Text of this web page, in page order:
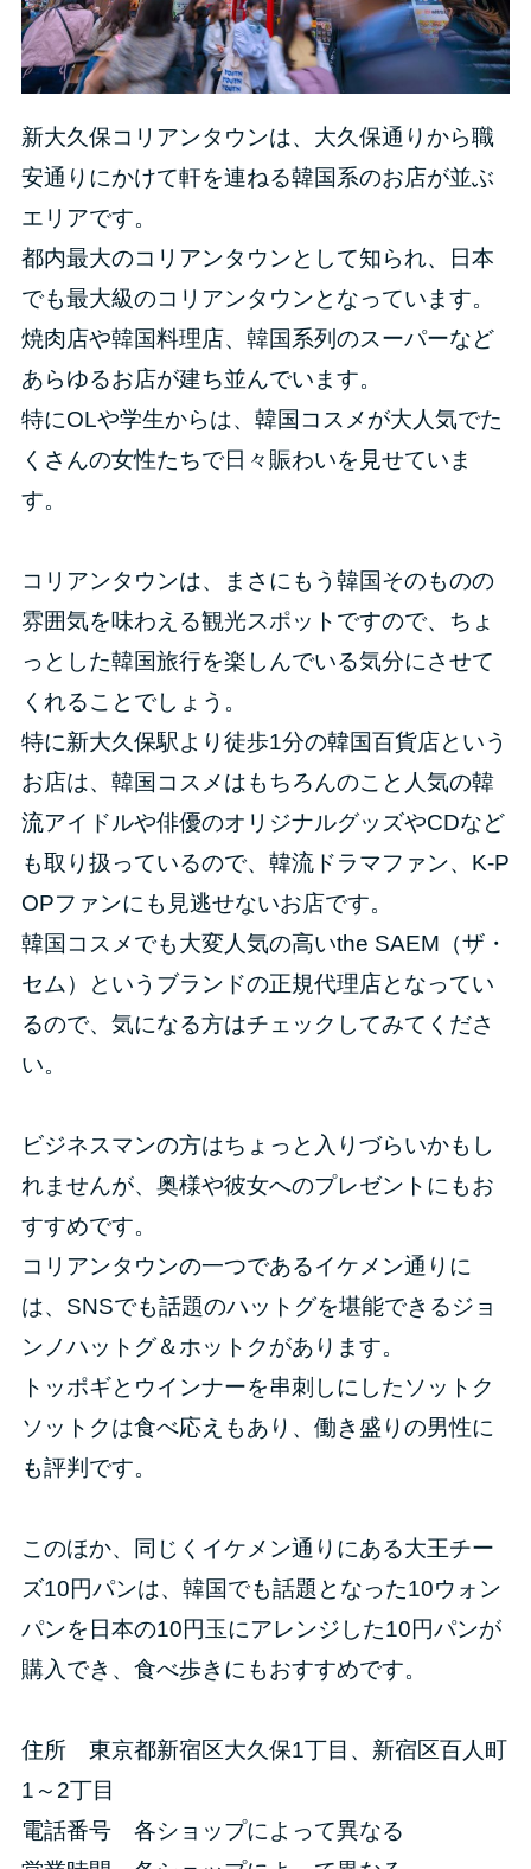
新大久保コリアンタウンは、大久保通りから職
安通りにかけて軒を連ねる韓国系のお店が並ぶ
エリアです。
都内最大のコリアンタウンとして知られ、日本
でも最大級のコリアンタウンとなっています。
焼肉店や韓国料理店、韓国系列のスーパーなど
あらゆるお店が建ち並んでいます。
特にOLや学生からは、韓国コスメが大人気でた
くさんの女性たちで日々賑わいを見せていま
す。
コリアンタウンは、まさにもう韓国そのものの
雰囲気を味わえる観光スポットですので、ちょ
っとした韓国旅行を楽しんでいる気分にさせて
くれることでしょう。
特に新大久保駅より徒歩1分の韓国百貨店という
お店は、韓国コスメはもちろんのこと人気の韓
流アイドルや俳優のオリジナルグッズやCDなど
も取り扱っているので、韓流ドラマファン、K-P
OPファンにも見逃せないお店です。
韓国コスメでも大変人気の高いthe SAEM（ザ・
セム）というブランドの正規代理店となってい
るので、気になる方はチェックしてみてくださ
い。
ビジネスマンの方はちょっと入りづらいかもし
れませんが、奥様や彼女へのプレゼントにもお
すすめです。
コリアンタウンの一つであるイケメン通りに
は、SNSでも話題のハットグを堪能できるジョ
ンノハットグ＆ホットクがあります。
トッポギとウインナーを串刺しにしたソットク
ソットクは食べ応えもあり、働き盛りの男性に
も評判です。
このほか、同じくイケメン通りにある大王チー
ズ10円パンは、韓国でも話題となった10ウォン
パンを日本の10円玉にアレンジした10円パンが
購入でき、食べ歩きにもおすすめです。
住所 東京都新宿区大久保1丁目、新宿区百人町
1～2丁目
電話番号 各ショップによって異なる